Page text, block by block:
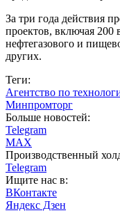
За три года действия
проектов, включая 200
нефтегазового и
других.
Теги:
Агентство по
Минпромторг
Больше новостей:
Telegram
MAX
Производственный
Telegram
Ищите нас в:
ВКонтакте
Яндекс Дзен